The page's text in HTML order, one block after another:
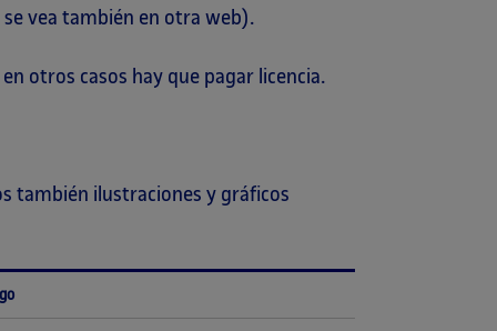
vea también en otra web).
otros casos hay que pagar licencia.
también ilustraciones y gráficos